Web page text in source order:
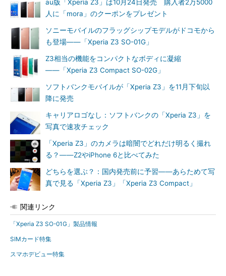
au版「Xperia Z3」は10月24日発売 購入者2万5000
人に「mora」のクーポンをプレゼント
ソニーモバイルのフラッグシップモデルがドコモから
も登場――「Xperia Z3 SO-01G」
Z3相当の機能をコンパクトなボディに凝縮
――「Xperia Z3 Compact SO-02G」
ソフトバンクモバイルが「Xperia Z3」を11月下旬以
降に発売
キャリアロゴなし：ソフトバンクの「Xperia Z3」を
写真で速攻チェック
「Xperia Z3」のカメラは暗闇でどれだけ明るく撮れ
る？――Z2やiPhone 6と比べてみた
どちらを選ぶ？：国内発売前に予習――あらためて写
真で見る「Xperia Z3」「Xperia Z3 Compact」
関連リンク
「Xperia Z3 SO-01G」製品情報
SIMカード特集
スマホデビュー特集